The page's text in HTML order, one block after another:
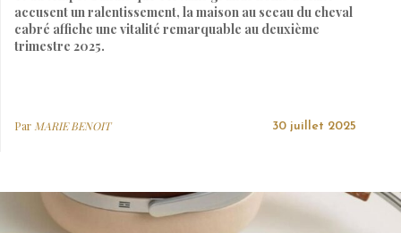
accusent un ralentissement, la maison au sceau du cheval
cabré affiche une vitalité remarquable au deuxième
trimestre 2025.
Par MARIE BENOIT 30 juillet 2025